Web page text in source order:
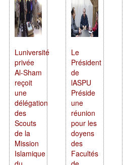
Luniversité
privée
Al-Sham
reçoit
une
délégation
des
Scouts
de la
Mission
Islamique
Le
Président
de
lASPU
Préside
une
réunion
pour les
doyens
des
Facultés